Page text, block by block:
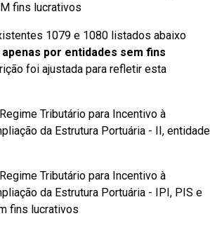
fins lucrativos
1079 e 1080 listados abaixo
apenas por entidades sem fins
foi ajustada para refletir esta
Tributário para Incentivo à
da Estrutura Portuária - II, entidade
Tributário para Incentivo à
da Estrutura Portuária - IPI, PIS e
fins lucrativos